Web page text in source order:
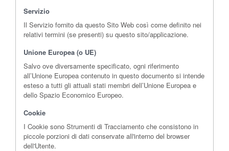
Servizio
Il Servizio fornito da questo Sito Web così come definito nei
relativi termini (se presenti) su questo sito/applicazione.
Unione Europea (o UE)
Salvo ove diversamente specificato, ogni riferimento
all’Unione Europea contenuto in questo documento si intende
esteso a tutti gli attuali stati membri dell’Unione Europea e
dello Spazio Economico Europeo.
Cookie
I Cookie sono Strumenti di Tracciamento che consistono in
piccole porzioni di dati conservate all'interno del browser
dell'Utente.